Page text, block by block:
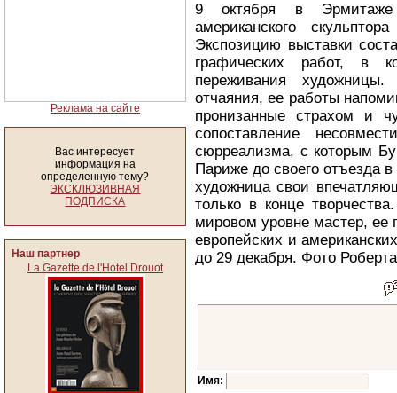
Реклама на сайте
Вас интересует
информация на
определенную тему?
ЭКСКЛЮЗИВНАЯ
ПОДПИСКА
Наш партнер
La Gazette de l'Hotel Drouot
9 октября в Эрмитаже
американского
Экспозицию выставки
графических работ, в
переживания
отчаяния, ее работы
пронизанные страхом и
сопоставление
сюрреализма, с которым
Париже до своего отъезда
художница свои
только в конце
мировом уровне мастер, ее
европейских и
до 29 декабря. Фото
Имя: